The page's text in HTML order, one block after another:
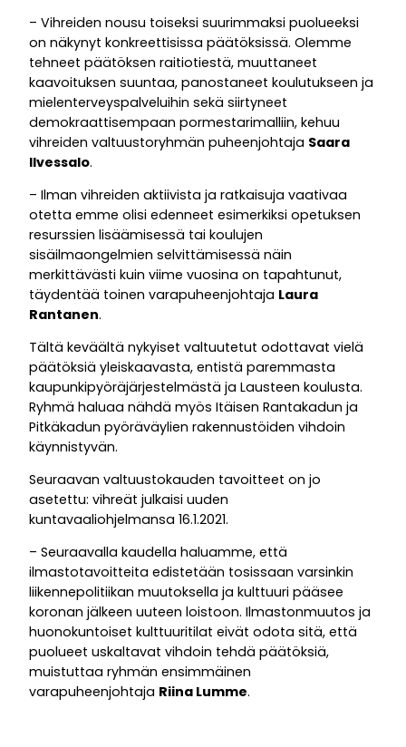
– Vihreiden nousu toiseksi suurimmaksi puolueeksi
on näkynyt konkreettisissa päätöksissä. Olemme
tehneet päätöksen raitiotiestä, muuttaneet
kaavoituksen suuntaa, panostaneet koulutukseen ja
mielenterveyspalveluihin sekä siirtyneet
demokraattisempaan pormestarimalliin, kehuu
vihreiden valtuustoryhmän puheenjohtaja Saara
Ilvessalo.
– Ilman vihreiden aktiivista ja ratkaisuja vaativaa
otetta emme olisi edenneet esimerkiksi opetuksen
resurssien lisäämisessä tai koulujen
sisäilmaongelmien selvittämisessä näin
merkittävästi kuin viime vuosina on tapahtunut,
täydentää toinen varapuheenjohtaja Laura
Rantanen.
Tältä keväältä nykyiset valtuutetut odottavat vielä
päätöksiä yleiskaavasta, entistä paremmasta
kaupunkipyöräjärjestelmästä ja Lausteen koulusta.
Ryhmä haluaa nähdä myös Itäisen Rantakadun ja
Pitkäkadun pyöräväylien rakennustöiden vihdoin
käynnistyvän.
Seuraavan valtuustokauden tavoitteet on jo
asetettu: vihreät julkaisi uuden
kuntavaaliohjelmansa 16.1.2021.
– Seuraavalla kaudella haluamme, että
ilmastotavoitteita edistetään tosissaan varsinkin
liikennepolitiikan muutoksella ja kulttuuri pääsee
koronan jälkeen uuteen loistoon. Ilmastonmuutos ja
huonokuntoiset kulttuuritilat eivät odota sitä, että
puolueet uskaltavat vihdoin tehdä päätöksiä,
muistuttaa ryhmän ensimmäinen
varapuheenjohtaja Riina Lumme.